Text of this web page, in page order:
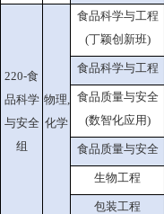
220-食
品科学
与安全
组
物理,
化学
食品科学与工程
(丁颖创新班)
食品科学与工程
食品质量与安全
(数智化应用)
食品质量与安全
生物工程
包装工程